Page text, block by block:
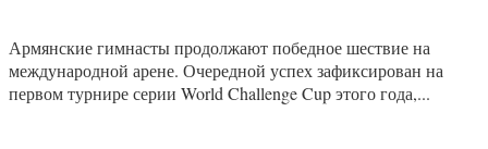
Армянские гимнасты продолжают победное шествие на
международной арене. Очередной успех зафиксирован на
первом турнире серии World Challenge Cup этого года,...